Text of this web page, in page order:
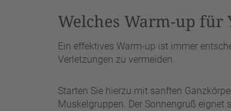
Welches Warm-up für
Ein effektives Warm-up ist immer
Verletzungen zu vermeiden.
Starten Sie hierzu mit sanften
Muskelgruppen. Der Sonnengruß